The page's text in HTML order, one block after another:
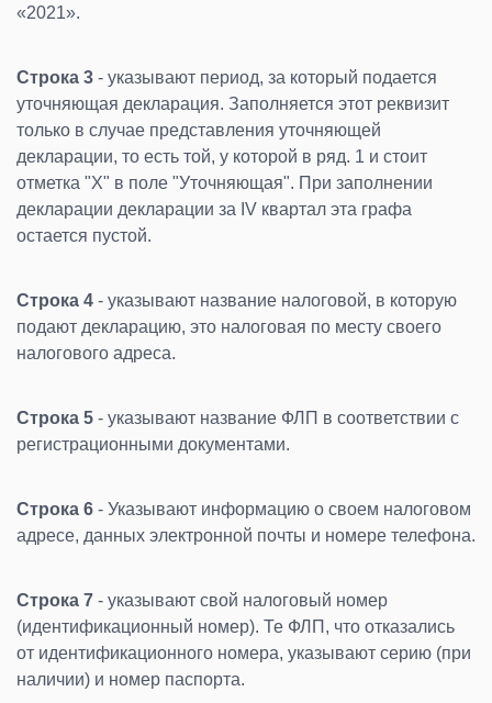
«2021».
Строка 3 - указывают период, за который подается
уточняющая декларация. Заполняется этот реквизит
только в случае представления уточняющей
декларации, то есть той, у которой в ряд. 1 и стоит
отметка "Х" в поле "Уточняющая". При заполнении
декларации декларации за IV квартал эта графа
остается пустой.
Строка 4 - указывают название налоговой, в которую
подают декларацию, это налоговая по месту своего
налогового адреса.
Строка 5 - указывают название ФЛП в соответствии с
регистрационными документами.
Строка 6 - Указывают информацию о своем налоговом
адресе, данных электронной почты и номере телефона.
Строка 7 - указывают свой налоговый номер
(идентификационный номер). Те ФЛП, что отказались
от идентификационного номера, указывают серию (при
наличии) и номер паспорта.